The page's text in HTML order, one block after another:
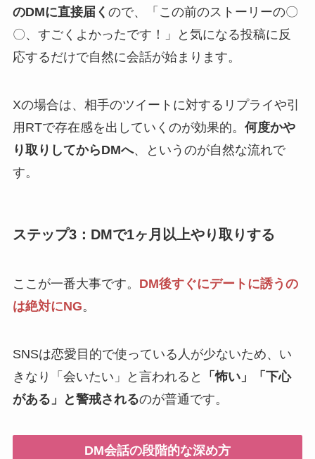
のDMに直接届く ので、「この前のストーリーの〇
〇、すごくよかったです！」と気になる投稿に反
応するだけで自然に会話が始まります。
Xの場合は、相手のツイートに対するリプライや引
用RTで存在感を出していくのが効果的。 何度かや
り取りしてからDMへ、というのが自然な流れで
す。
ステップ3：DMで1ヶ月以上やり取りする
ここが一番大事です。 DM後すぐにデートに誘うの
は絶対にNG。
SNSは恋愛目的で使っている人が少ないため、い
きなり「会いたい」と言われると
「怖い」「下心
がある」と警戒されるのが普通です。
DM会話の段階的な深め方